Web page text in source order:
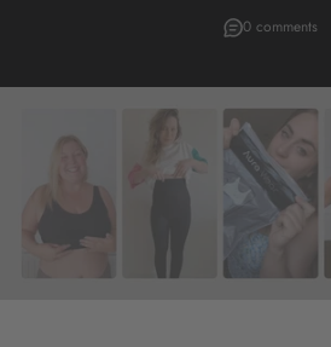
0 comments